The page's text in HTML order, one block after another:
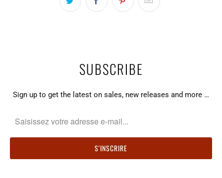
SUBSCRIBE
Sign up to get the latest on sales, new releases and more …